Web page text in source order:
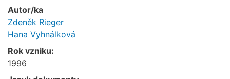
Autor/ka
Zdeněk Rieger
Hana Vyhnálková
Rok vzniku:
1996